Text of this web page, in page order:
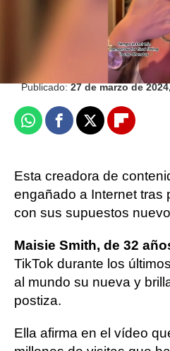
Flooxer Now
Publicado:27 de marzo de
WhatsappFacebook
X Flipboard
Esta creadora de
engañado a Internet tras
con sus supuestos
Maisie Smith, de 32
TikTok durante los
al mundo su nueva y
postiza.
Ella afirma en el vídeo